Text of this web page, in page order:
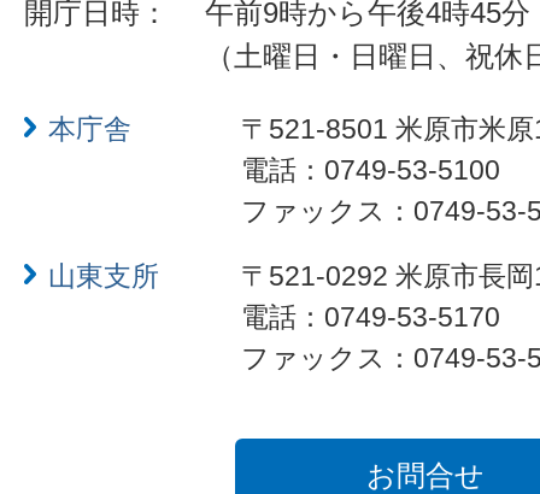
開庁日時：
午前9時から午後4時45分
（土曜日・日曜日、祝
本庁舎
〒521-8501 米原市米
電話：0749-53-5100
ファックス：0749-53-
山東支所
〒521-0292 米原市長
電話：0749-53-5170
ファックス：0749-53-
お問合せ